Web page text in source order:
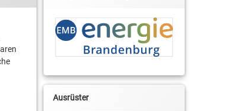
Ausrüster